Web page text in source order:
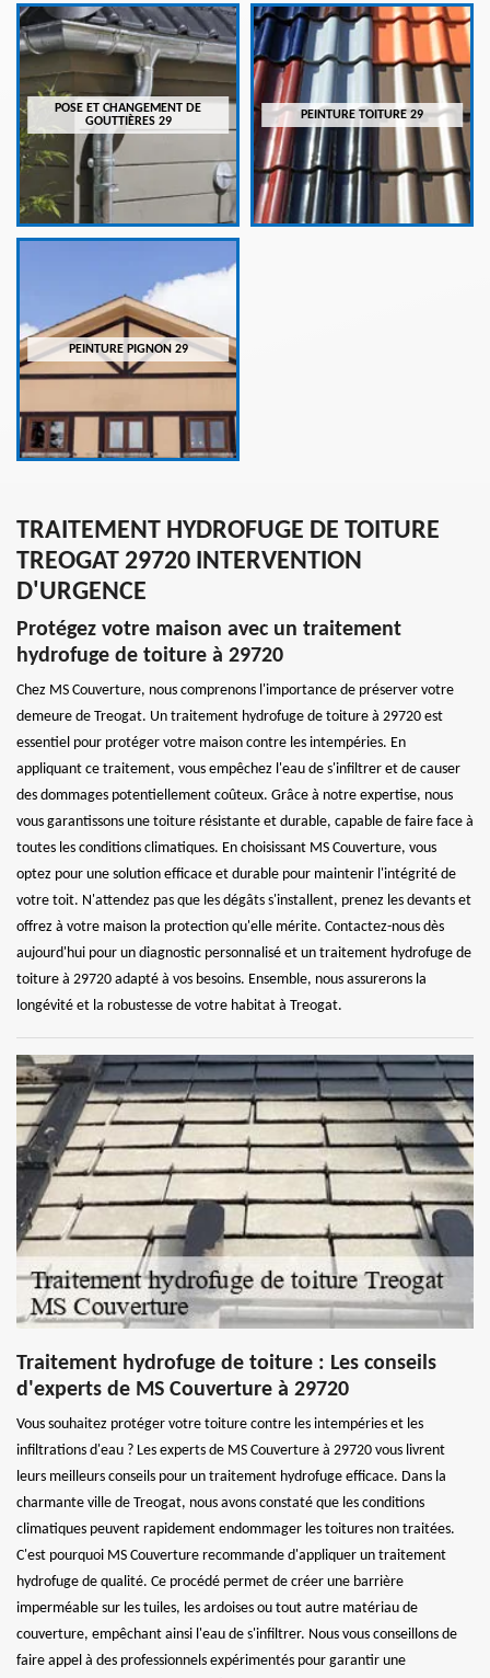
POSE ET CHANGEMENT DE
GOUTTIÈRES 29
PEINTURE TOITURE 29
PEINTURE PIGNON 29
TRAITEMENT HYDROFUGE DE TOITURE
TREOGAT 29720 INTERVENTION
D'URGENCE
Protégez votre maison avec un traitement
hydrofuge de toiture à 29720
Chez MS Couverture, nous comprenons l'importance de préserver votre
demeure de Treogat. Un traitement hydrofuge de toiture à 29720 est
essentiel pour protéger votre maison contre les intempéries. En
appliquant ce traitement, vous empêchez l'eau de s'infiltrer et de causer
des dommages potentiellement coûteux. Grâce à notre expertise, nous
vous garantissons une toiture résistante et durable, capable de faire face à
toutes les conditions climatiques. En choisissant MS Couverture, vous
optez pour une solution efficace et durable pour maintenir l'intégrité de
votre toit. N'attendez pas que les dégâts s'installent, prenez les devants et
offrez à votre maison la protection qu'elle mérite. Contactez-nous dès
aujourd'hui pour un diagnostic personnalisé et un traitement hydrofuge de
toiture à 29720 adapté à vos besoins. Ensemble, nous assurerons la
longévité et la robustesse de votre habitat à Treogat.
Traitement hydrofuge de toiture : Les conseils
d'experts de MS Couverture à 29720
Vous souhaitez protéger votre toiture contre les intempéries et les
infiltrations d'eau ? Les experts de MS Couverture à 29720 vous livrent
leurs meilleurs conseils pour un traitement hydrofuge efficace. Dans la
charmante ville de Treogat, nous avons constaté que les conditions
climatiques peuvent rapidement endommager les toitures non traitées.
C'est pourquoi MS Couverture recommande d'appliquer un traitement
hydrofuge de qualité. Ce procédé permet de créer une barrière
imperméable sur les tuiles, les ardoises ou tout autre matériau de
couverture, empêchant ainsi l'eau de s'infiltrer. Nous vous conseillons de
faire appel à des professionnels expérimentés pour garantir une